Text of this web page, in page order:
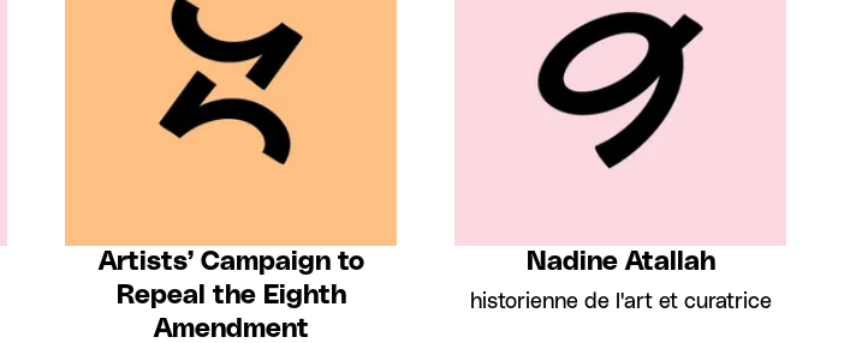
Artists’ Campaign to
Repeal the Eighth
Amendment
Nadine Atallah
historienne de l'art et curatrice